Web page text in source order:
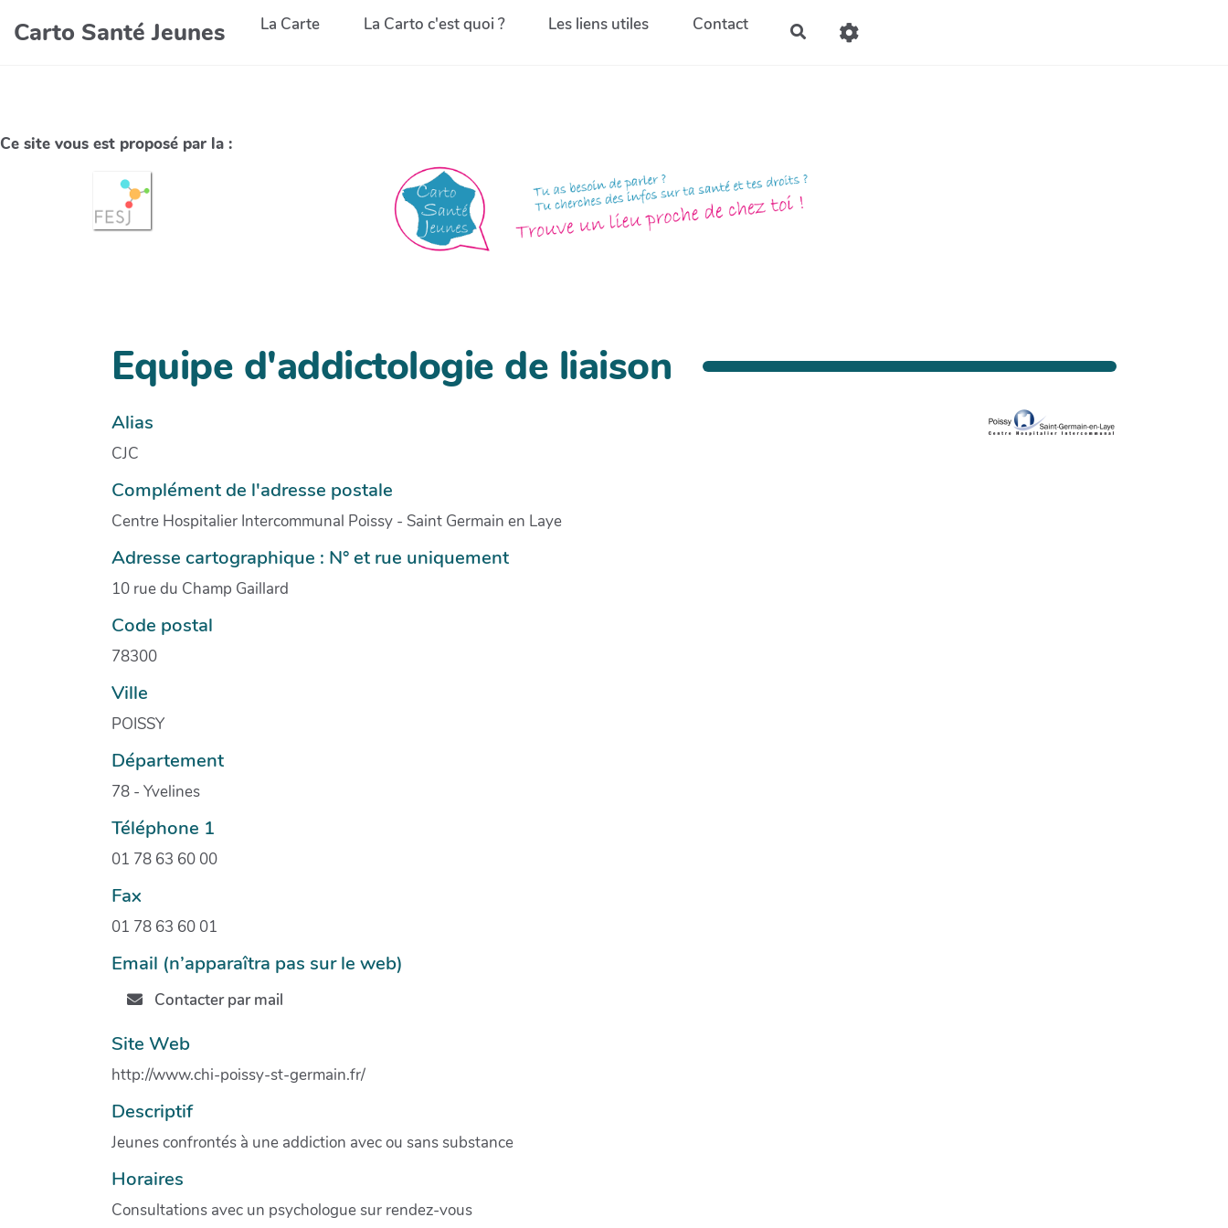
Carto Santé Jeunes La Carte La Carto c'est quoi ? Les liens utiles Contact
Ce site vous est proposé par la :
Equipe d'addictologie de liaison
Alias
CJC
Complément de l'adresse postale
Centre Hospitalier Intercommunal Poissy - Saint Germain en Laye
Adresse cartographique : N° et rue uniquement
10 rue du Champ Gaillard
Code postal
78300
Ville
POISSY
Département
78 - Yvelines
Téléphone 1
01 78 63 60 00
Fax
01 78 63 60 01
Email (n’apparaîtra pas sur le web)
Contacter par mail
Site Web
http://www.chi-poissy-st-germain.fr/
Descriptif
Jeunes confrontés à une addiction avec ou sans substance
Horaires
Consultations avec un psychologue sur rendez-vous